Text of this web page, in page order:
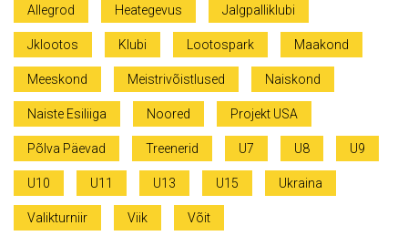
Allegrod Heategevus Jalgpalliklubi
Jklootos Klubi Lootospark Maakond
Meeskond Meistrivõistlused Naiskond
Naiste Esiliiga Noored Projekt USA
Põlva Päevad Treenerid U7 U8 U9
U10 U11 U13 U15 Ukraina
Valikturniir Viik Võit